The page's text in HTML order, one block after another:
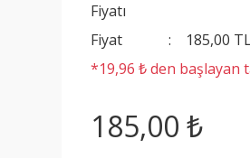
Fiyatı
Fiyat
185,00
*19,96 ₺ den başlayan
185,00 ₺